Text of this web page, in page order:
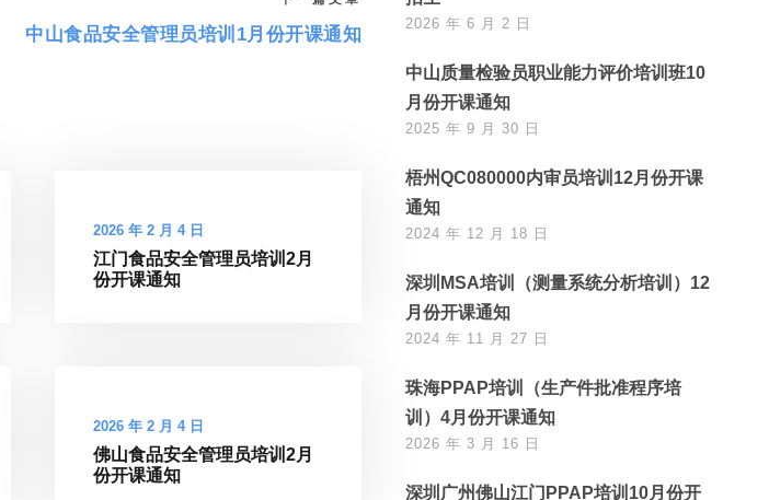
中山食品安全管理员培训1月份开课通知
2026 年 2 月 4 日
江门食品安全管理员培训2月
份开课通知
2026 年 2 月 4 日
佛山食品安全管理员培训2月
份开课通知
2026 年 6 月 2 日
中山质量检验员职业能力评价培训班10
月份开课通知
2025 年 9 月 30 日
梧州QC080000内审员培训12月份开课
通知
2024 年 12 月 18 日
深圳MSA培训（测量系统分析培训）12
月份开课通知
2024 年 11 月 27 日
珠海PPAP培训（生产件批准程序培
训）4月份开课通知
2026 年 3 月 16 日
深圳广州佛山江门PPAP培训10月份开